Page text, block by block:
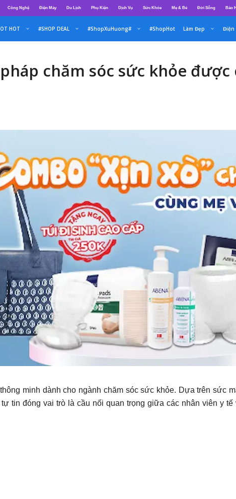
Công Nghệ Điện Máy Du Lịch Phụ Kiện Dịch Vụ Sức Khỏe Mẹ & Bé Đời Sống Bảo
HOT #SHOP DEAL #ShopXuHuong# #ShopHot Làm Đẹp Điện
chăm sóc sức khỏe
minh dành cho ngành chăm sóc sức khỏe. Dựa trên sức
tin đóng vai trò là cầu nối quan trọng giữa các nhân viên y